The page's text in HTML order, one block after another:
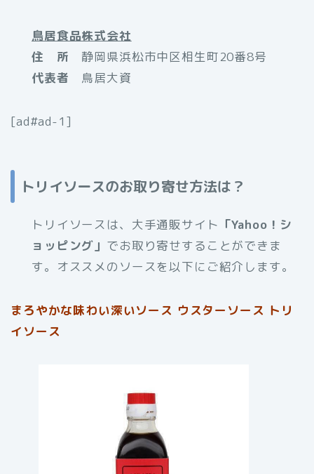
鳥居食品株式会社
住 所 静岡県浜松市中区相生町20番8号
代表者 鳥居大資
[ad#ad-1]
トリイソースのお取り寄せ方法は？
トリイソースは、大手通販サイト 「Yahoo！シ
ョッピング」 でお取り寄せすることができま
す。オススメのソースを以下にご紹介します。
まろやかな味わい深いソース ウスターソース トリ
イソース